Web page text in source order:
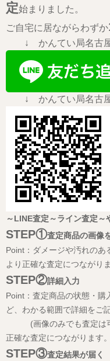
定始まりました。
ご自宅に居ながらわずか
↓ かんてい局名古屋
↓ かんてい局名古屋
～LINE査定～ライン査定～
STEP①査定商品の画像
Point：ダメージや汚れの
より正確な査定につながりま
STEP②詳細入力
Point：査定商品の状態・購
ど、わかる範囲で詳細をご
(画像のみでも査定は可
正確な査定につながります
STEP③査定結果が届く